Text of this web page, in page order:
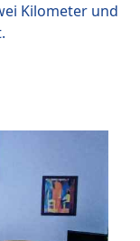
Kilometer und